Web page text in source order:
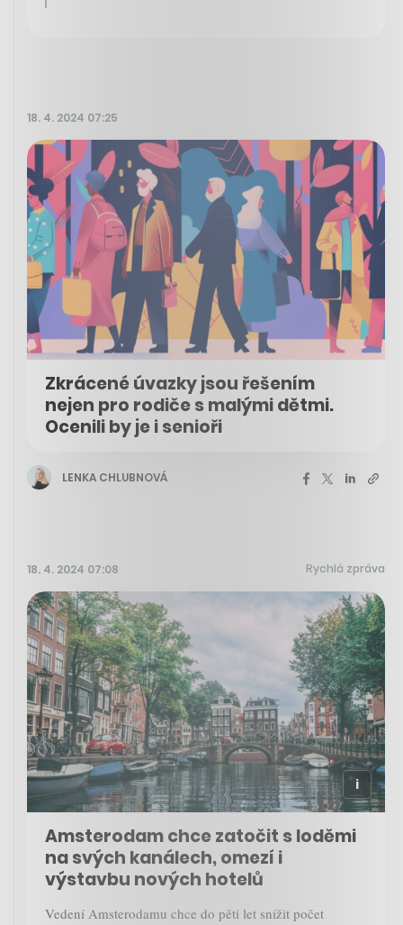
18. 4. 2024 07:25
Zkrácené úvazky jsou řešením
nejen pro rodiče s malými dětmi.
Ocenili by je i senioři
LENKA CHLUBNOVÁ
18. 4. 2024 07:08 Rychlá zpráva
Amsterodam chce zatočit s loděmi
na svých kanálech, omezí i
výstavbu nových hotelů
Vedení Amsterodamu chce do pěti let snížit počet